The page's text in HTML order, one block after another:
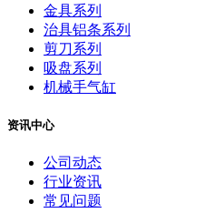
金具系列
治具铝条系列
剪刀系列
吸盘系列
机械手气缸
资讯中心
公司动态
行业资讯
常见问题